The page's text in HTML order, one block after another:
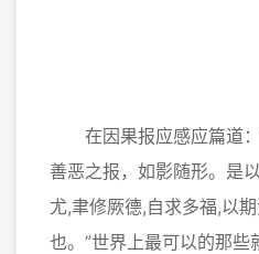
在因果报应感应篇道：
善恶之报，如影随形。是
尤,聿修厥德,自求多福,以
也。”世界上最可以的那